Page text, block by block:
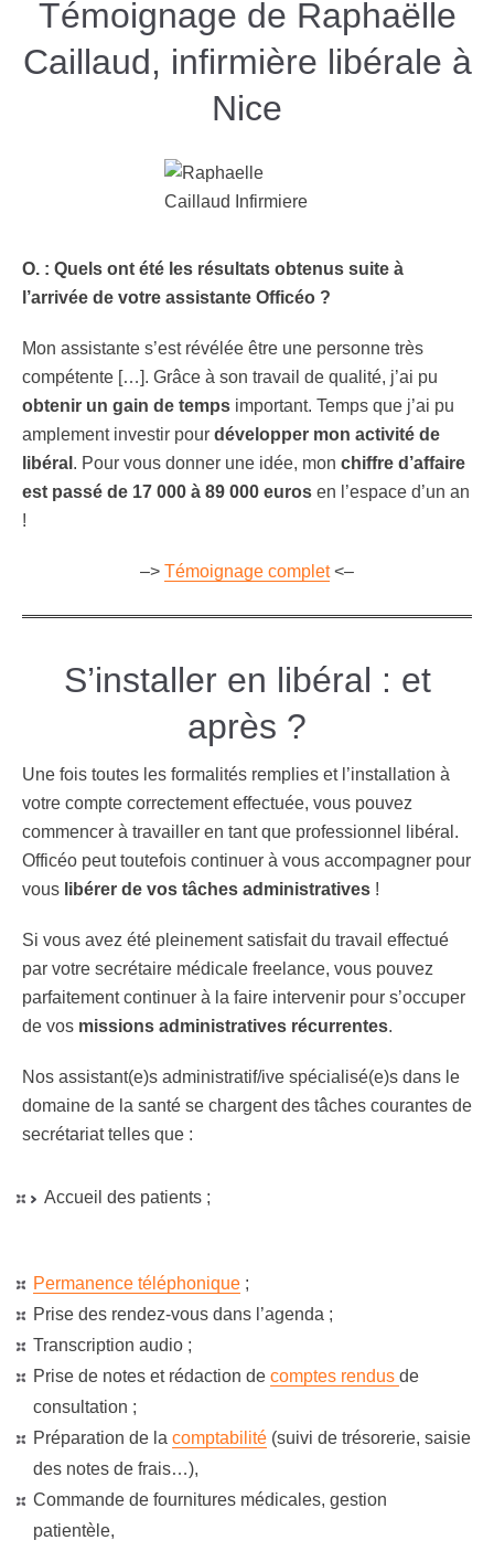
Témoignage de Raphaëlle
Caillaud, infirmière libérale à
Nice
O. : Quels ont été les résultats obtenus suite à
l’arrivée de votre assistante Officéo ?
Mon assistante s’est révélée être une personne très
compétente […]. Grâce à son travail de qualité, j’ai pu
obtenir un gain de temps important. Temps que j’ai pu
amplement investir pour développer mon activité de
libéral . Pour vous donner une idée, mon chiffre d’affaire
est passé de 17 000 à 89 000 euros en l’espace d’un an
!
–> Témoignage complet <–
S’installer en libéral : et
après ?
Une fois toutes les formalités remplies et l’installation à
votre compte correctement effectuée, vous pouvez
commencer à travailler en tant que professionnel libéral .
Officéo peut toutefois continuer à vous accompagner pour
vous libérer de vos tâches administratives !
Si vous avez été pleinement satisfait du travail effectué
par votre secrétaire médicale freelance, vous pouvez
parfaitement continuer à la faire intervenir pour s’occuper
de vos missions administratives récurrentes.
Nos assistant(e)s administratif/ive spécialisé(e)s dans le
domaine de la santé se chargent des tâches courantes de
secrétariat telles que :
Accueil des patients ;
Permanence téléphonique ;
Prise des rendez-vous dans l’agenda ;
Transcription audio ;
Prise de notes et rédaction de comptes rendus de
consultation ;
Préparation de la comptabilité (suivi de trésorerie, saisie
des notes de frais…),
Commande de fournitures médicales, gestion
patientèle,